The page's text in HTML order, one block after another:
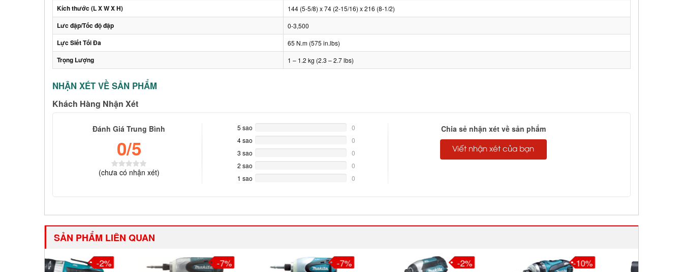
Kích thước (L X W X H) 144 (5-5/8) x 74 (2-15/16) x 216 (8-1/2)
Lưc đập/Tốc độ đập 0-3,500
Lực Siết Tối Đa 65 N.m (575 in.lbs)
Trọng Lượng 1 – 1.2 kg (2.3 – 2.7 lbs)
NHẬN XÉT VỀ SẢN PHẨM
Khách Hàng Nhận Xét
Đánh Giá Trung Bình
0/5
(chưa có nhận xét)
5 sao
Complete
0
4 sao
Complete
0
3 sao
Complete
0
2 sao
Complete
0
1 sao
0
Chia sẻ nhận xét về sản phẩm
Viết nhận xét của bạn
SẢN PHẨM LIÊN QUAN
-7% -7% -10%